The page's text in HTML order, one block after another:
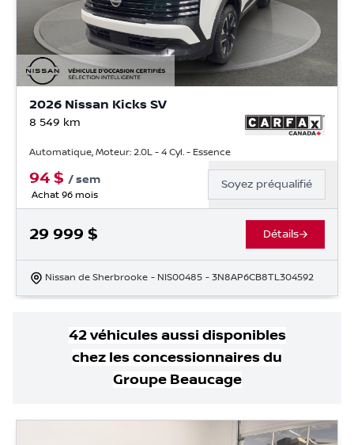
2026 Nissan Kicks SV
8 549 km
Automatique, Moteur: 2.0L - 4 Cyl. - Essence
94 $ /sem
Achat 96 mois
Soyez préqualifié
29 999 $ Détails
Nissan de Sherbrooke - NIS00485 - 3N8AP6CB8TL304592
42véhicules aussi disponibles
chez les concessionnairesdu
Groupe Beaucage